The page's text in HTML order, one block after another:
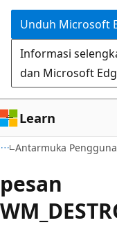
Unduh Microsoft
Informasi
dan Microsoft
Learn
Antarmuka
pesan